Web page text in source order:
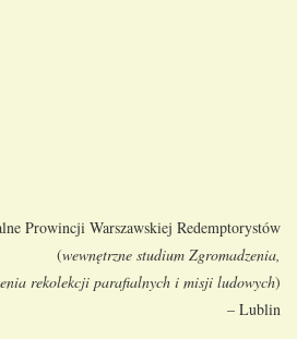
Prowincji Warszawskiej Redemptorystów
(wewnętrzne studium Zgromadzenia,
rekolekcji parafialnych i misji ludowych)
– Lublin